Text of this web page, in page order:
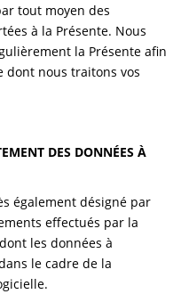
tout moyen des
à la Présente. Nous
la Présente afin
dont nous traitons vos
DES DONNÉES À
également désigné par
effectués par la
les données à
le cadre de la